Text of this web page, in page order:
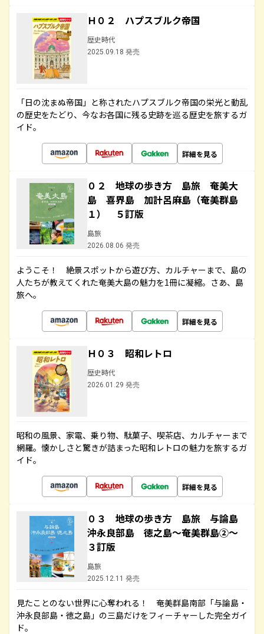
Ｈ０２ ハプスブルク帝国
歴史時代
2025.09.18 発売
「日の沈まぬ帝国」と称されたハプスブルク帝国の栄光と動乱
の歴史をたどり、今なお各国に残る史跡を巡る歴史を旅するガ
イド。
詳細を見る
０２ 地球の歩き方 島旅 奄美大
島 喜界島 加計呂麻島（奄美群島
１） ５訂版
島旅
2026.08.06 発売
ようこそ！ 絶景スポットから遊び方、カルチャーまで、島の
人たちが教えてくれた奄美大島の魅力を1冊に凝縮。さあ、島
旅へ。
詳細を見る
Ｈ０３ 昭和レトロ
歴史時代
2026.01.29 発売
昭和の風景、家電、乗り物、駄菓子、喫茶店、カルチャーまで
網羅。懐かしさと驚きが詰まった昭和レトロの魅力を旅するガ
イド。
詳細を見る
０３ 地球の歩き方 島旅 与論島
沖永良部島 徳之島～奄美群島②～
３訂版
島旅
2025.12.11 発売
見たことのない世界に心奪われる！ 奄美群島南部「与論島・
沖永良部島・徳之島」の三島だけをフィーチャーした完全ガイ
ド。